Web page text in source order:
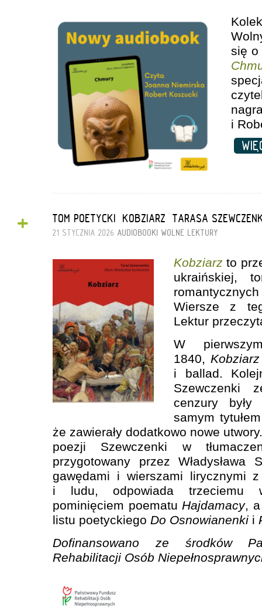
się o
i
+ TOM POETYCKI „KOBZIARZ” TARASA
21 STYCZNIA 2026 AUDIOBOOKI WOLNE LEKTURY
Kobziarz to
ukraińskiej,
Wiersze z
Lektur
W
1840, Kobziarz
i ballad.
Szewczenki
cenzury
samym
że zawierały dodatkowo nowe
poezji Szewczenki w
przygotowany przez Władysława
gawędami i wierszami lirycznymi
i ludu, odpowiada trzeciemu
pominięciem poematu Hajdamacy,
listu poetyckiego Do Osnowianenki i
Dofinansowano ze środków
Rehabilitacji Osób